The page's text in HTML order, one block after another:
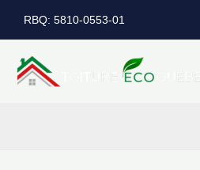
au
contenu
RBQ: 5810-0553-01